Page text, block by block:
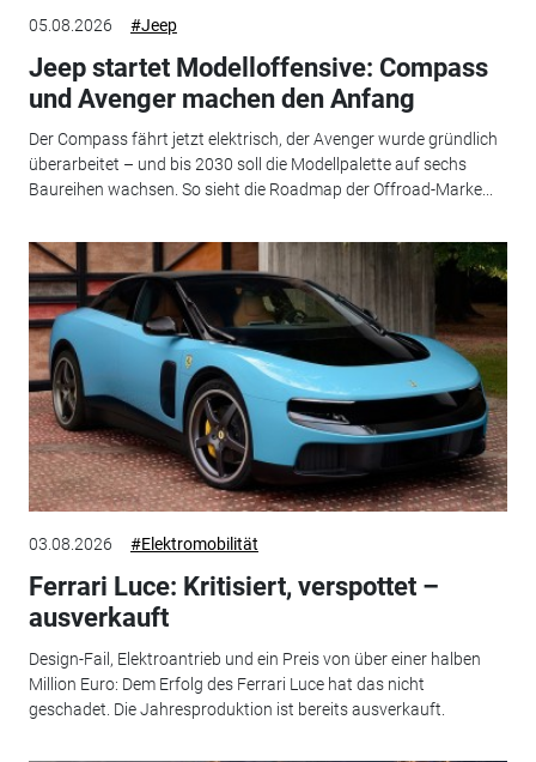
05.08.2026 #Jeep
Jeep startet Modelloffensive: Compass
und Avenger machen den Anfang
Der Compass fährt jetzt elektrisch, der Avenger wurde gründlich
überarbeitet – und bis 2030 soll die Modellpalette auf sechs
Baureihen wachsen. So sieht die Roadmap der Offroad-Marke...
03.08.2026 #Elektromobilität
Ferrari Luce: Kritisiert, verspottet –
ausverkauft
Design-Fail, Elektroantrieb und ein Preis von über einer halben
Million Euro: Dem Erfolg des Ferrari Luce hat das nicht
geschadet. Die Jahresproduktion ist bereits ausverkauft.